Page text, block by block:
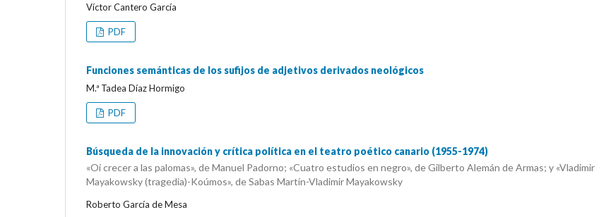
Víctor Cantero García
PDF
Funciones semánticas de los sufijos de adjetivos derivados neológicos
M.ª Tadea Díaz Hormigo
PDF
Búsqueda de la innovación y crítica política en el teatro poético canario (1955-1974)
«Oí crecer a las palomas», de Manuel Padorno; «Cuatro estudios en negro», de Gilberto Alemán de Armas; y «Vladimir
Mayakowsky (tragedia)-Koúmos», de Sabas Martín-Vladimir Mayakowsky
Roberto García de Mesa